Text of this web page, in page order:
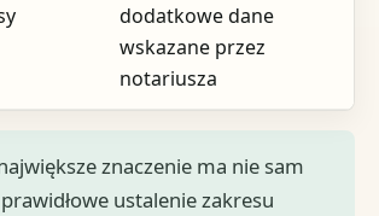
dodatkowe dane
wskazane przez
notariusza
znaczenie ma nie sam
ustalenie zakresu